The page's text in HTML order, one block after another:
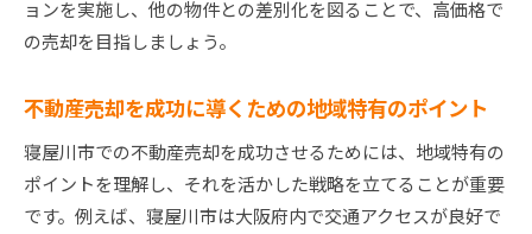
ョンを実施し、他の物件との差別化を図ることで、高価格で
の売却を目指しましょう。
不動産売却を成功に導くための地域特有のポイント
寝屋川市での不動産売却を成功させるためには、地域特有の
ポイントを理解し、それを活かした戦略を立てることが重要
です。例えば、寝屋川市は大阪府内で交通アクセスが良好で